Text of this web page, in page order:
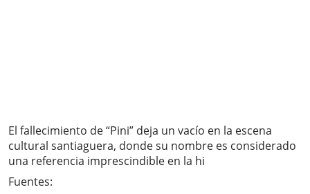
El fallecimiento de “Pini” deja un vacío en la escena
cultural santiaguera, donde su nombre es considerado
una referencia imprescindible en la hi
Fuentes: